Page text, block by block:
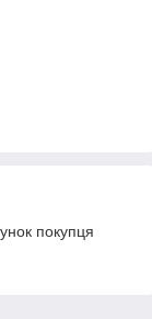
покупця